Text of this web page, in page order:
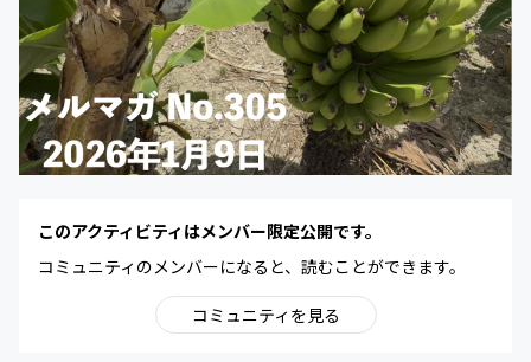
このアクティビティはメンバー限定公開です。
コミュニティのメンバーになると、読むことができます。
コミュニティを見る